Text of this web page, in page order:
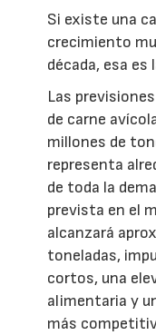
Si existe una
crecimiento
década, esa es
Las
de carne
millones de
representa
de toda la
prevista en el
alcanzará
toneladas,
cortos, una
alimentaria y
más